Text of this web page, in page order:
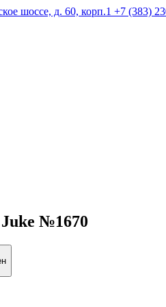
шоссе, д. 60, корп.1 +7 (383)
№1670